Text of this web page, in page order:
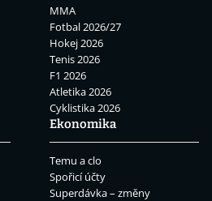
MMA
Fotbal 2026/27
Hokej 2026
Tenis 2026
F1 2026
Atletika 2026
Cyklistika 2026
Ekonomika
Temu a clo
Spořicí účty
Superdávka – změny